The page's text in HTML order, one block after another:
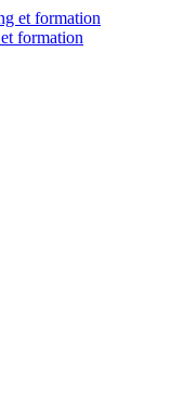
formation